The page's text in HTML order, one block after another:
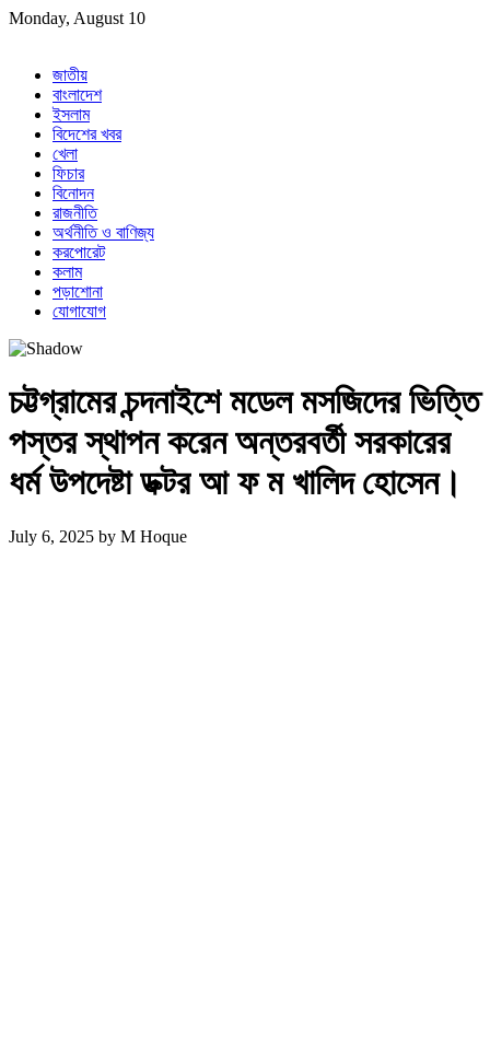
Skip
Monday, August 10
জাতীয়
বাংলাদেশ
ইসলাম
বিদেশের খবর
খেলা
ফিচার
বিনোদন
রাজনীতি
অর্থনীতি ও বাণিজ্য
করপোরেট
কলাম
পড়াশোনা
যোগাযোগ
চট্টগ্রামের চন্দনাইশে মডেল মসজিদের ভিত্তি
পস্তর স্থাপন করেন অন্তরবর্তী সরকারের
ধর্ম উপদেষ্টা ডক্টর আ ফ ম খালিদ হোসেন।
July 6, 2025 by M Hoque